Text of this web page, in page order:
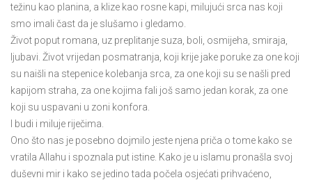
težinu kao planina, a klize kao rosne kapi, milujući srca nas koji
smo imali čast da je slušamo i gledamo.
Život poput romana, uz preplitanje suza, boli, osmijeha, smiraja,
ljubavi. Život vrijedan posmatranja, koji krije jake poruke za one koji
su naišli na stepenice kolebanja srca, za one koji su se našli pred
kapijom straha, za one kojima fali još samo jedan korak, za one
koji su uspavani u zoni konfora.
I budi i miluje riječima.
Ono što nas je posebno dojmilo jeste njena priča o tome kako se
vratila Allahu i spoznala put istine. Kako je u islamu pronašla svoj
duševni mir i kako se jedino tada počela osjećati prihvaćeno,